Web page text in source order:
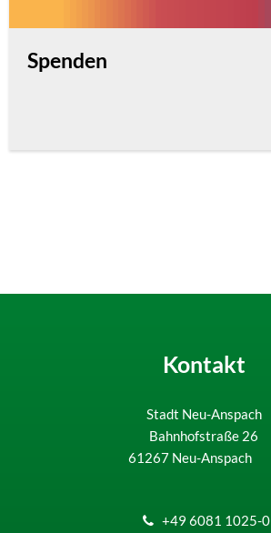
Spenden
Kontakt
Stadt Neu-Anspach
Bahnhofstraße 26
61267 Neu-Anspach
+49 6081 1025-0